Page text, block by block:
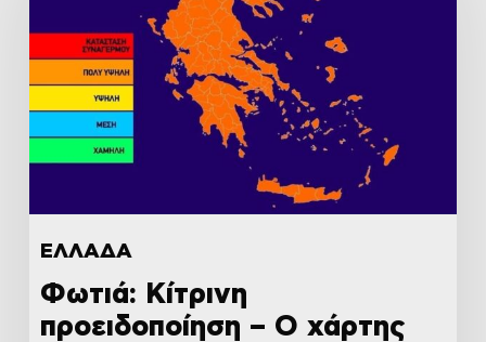
ΕΛΛΑΔΑ
Φωτιά: Κίτρινη
προειδοποίηση – Ο χάρτης